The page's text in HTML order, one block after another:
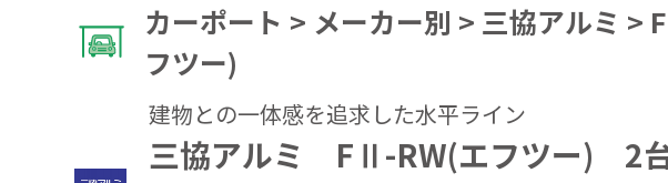
カーポート > メーカー別 > 三協アルミ >
フツー)
建物との一体感を追求した水平ライン
三協アルミ FⅡ-RW(エフツー) 2